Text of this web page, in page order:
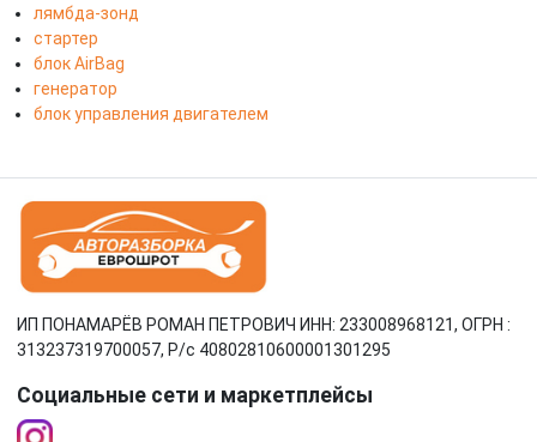
лямбда-зонд
стартер
блок AirBag
генератор
блок управления двигателем
ИП ПОНАМАРЁВ РОМАН ПЕТРОВИЧ ИНН: 233008968121, ОГРН :
313237319700057, Р/c 40802810600001301295
Социальные сети и маркетплейсы